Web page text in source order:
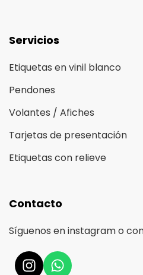
Servicios
Etiquetas en vinil blanco
Pendones
Volantes / Afiches
Tarjetas de presentación
Etiquetas con relieve
Contacto
Síguenos en instagram o